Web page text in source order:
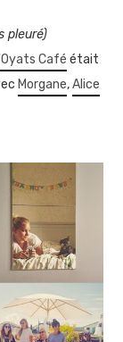
pleuré)
Café était
Morgane,Alice